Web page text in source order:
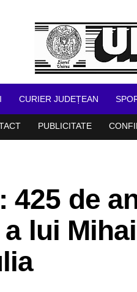
CURIER JUDEȚEAN
PUBLICITATE
425 de
lui